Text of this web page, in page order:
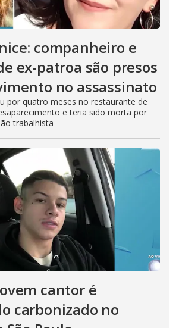
companheiro e
ex-patroa são presos
no assassinato
por quatro meses no restaurante de
e teria sido morta por
trabalhista
cantor é
carbonizado no